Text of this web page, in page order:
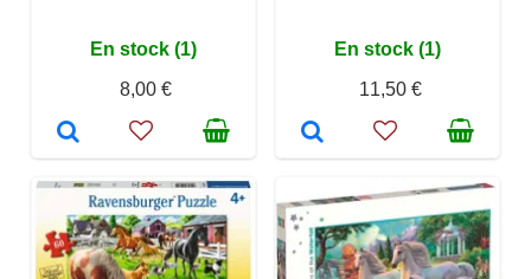
En stock (1)
8,00 €
En stock (1)
11,50 €